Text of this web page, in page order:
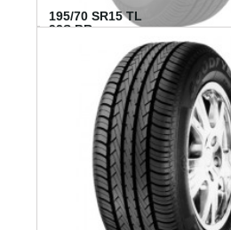
195/70 SR15 TL
92S BR...